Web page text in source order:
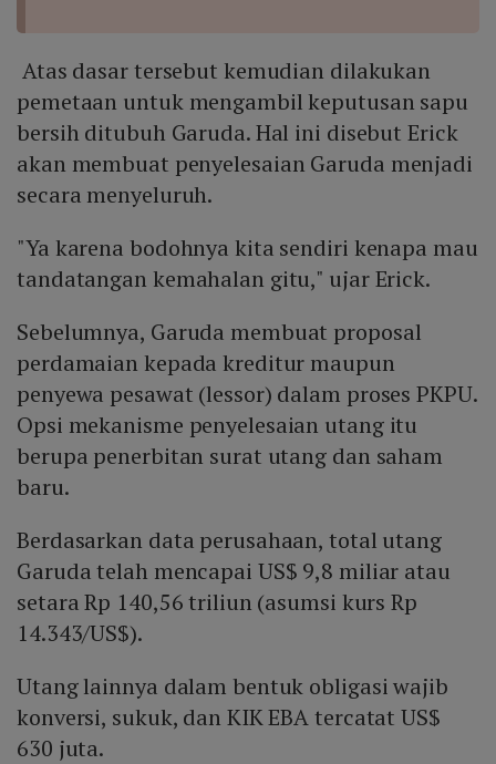
Atas dasar tersebut kemudian dilakukan
pemetaan untuk mengambil keputusan sapu
bersih ditubuh Garuda. Hal ini disebut Erick
akan membuat penyelesaian Garuda menjadi
secara menyeluruh.
"Ya karena bodohnya kita sendiri kenapa mau
tandatangan kemahalan gitu," ujar Erick.
Sebelumnya, Garuda membuat proposal
perdamaian kepada kreditur maupun
penyewa pesawat (lessor) dalam proses PKPU.
Opsi mekanisme penyelesaian utang itu
berupa penerbitan surat utang dan saham
baru.
Berdasarkan data perusahaan, total utang
Garuda telah mencapai US$ 9,8 miliar atau
setara Rp 140,56 triliun (asumsi kurs Rp
14.343/US$).
Utang lainnya dalam bentuk obligasi wajib
konversi, sukuk, dan KIK EBA tercatat US$
630 juta.